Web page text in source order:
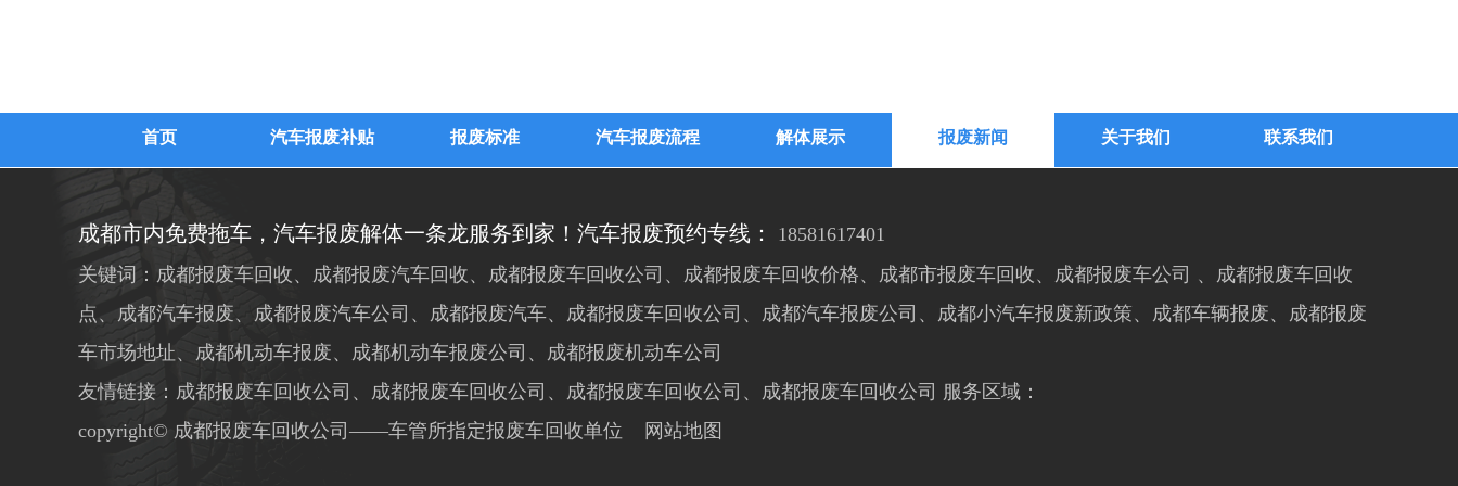
首页 汽车报废补贴 报废标准 汽车报废流程 解体展示 报废新闻 关于我们 联系我们
成都市内免费拖车，汽车报废解体一条龙服务到家！汽车报废预约专线：
18581617401
关键词：成都报废车回收、成都报废汽车回收、成都报废车回收公司、成都报废车回收价格、成都市报废车回收、成都报废车公司 、成都报废车回收
点、成都汽车报废、成都报废汽车公司、成都报废汽车、成都报废车回收公司、成都汽车报废公司、成都小汽车报废新政策、成都车辆报废、成都报废
车市场地址、成都机动车报废、成都机动车报废公司、成都报废机动车公司
友情链接：成都报废车回收公司、成都报废车回收公司、成都报废车回收公司、成都报废车回收公司
服务区域：
copyright© 成都报废车回收公司——车管所指定报废车回收单位
网站地图